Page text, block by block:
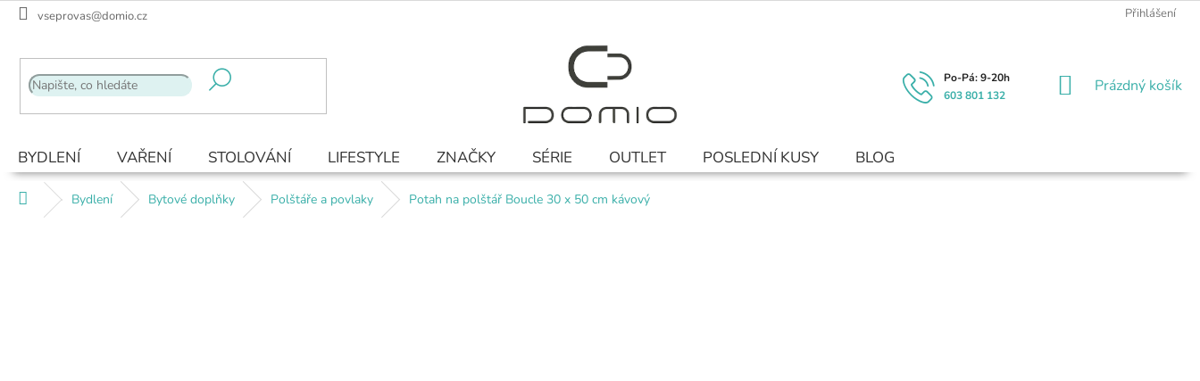
Přejít
vseprovas@domio.cz Přihlášení
603 801 132
NÁKUPNÍ
Prázdný košík
BYDLENÍ VAŘENÍ STOLOVÁNÍ LIFESTYLE ZNAČKY SÉRIE OUTLET POSLEDNÍ KUSY BLOG
Domů Bydlení Bytové doplňky Polštáře a povlaky Potah na polštář Boucle 30 x 50 cm kávový